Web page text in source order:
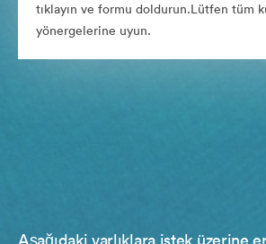
tıklayın ve formu doldurun.Lütfen tüm
yönergelerine uyun.